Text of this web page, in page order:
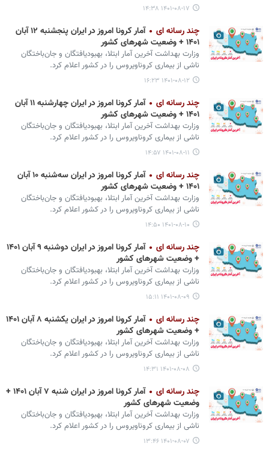
۱۴۰۱-۰۸-۱۷ ۱۴:۳۸
چند رسانه ای
آمار کرونا امروز در ایران پنجشنبه ۱۲ آبان
۱۴۰۱ + وضعیت شهرهای کشور
وزارت بهداشت آخرین آمار ابتلا، بهبودیافتگان و جان‌باختگان
ناشی از بیماری کروناویروس را در کشور اعلام کرد.
۱۴۰۱-۰۸-۱۲ ۱۶:۲۳
چند رسانه ای
آمار کرونا امروز در ایران چهارشنبه ۱۱ آبان
۱۴۰۱ + وضعیت شهرهای کشور
وزارت بهداشت آخرین آمار ابتلا، بهبودیافتگان و جان‌باختگان
ناشی از بیماری کروناویروس را در کشور اعلام کرد.
۱۴۰۱-۰۸-۱۱ ۱۴:۵۷
چند رسانه ای
آمار کرونا امروز در ایران سه‌شنبه ۱۰ آبان
۱۴۰۱ + وضعیت شهرهای کشور
وزارت بهداشت آخرین آمار ابتلا، بهبودیافتگان و جان‌باختگان
ناشی از بیماری کروناویروس را در کشور اعلام کرد.
۱۴۰۱-۰۸-۱۰ ۱۴:۵۰
چند رسانه ای
آمار کرونا امروز در ایران دوشنبه ۹ آبان ۱۴۰۱
+ وضعیت شهرهای کشور
وزارت بهداشت آخرین آمار ابتلا، بهبودیافتگان و جان‌باختگان
ناشی از بیماری کروناویروس را در کشور اعلام کرد.
۱۴۰۱-۰۸-۰۹ ۱۵:۱۱
چند رسانه ای
آمار کرونا امروز در ایران یکشنبه ۸ آبان ۱۴۰۱
+ وضعیت شهرهای کشور
وزارت بهداشت آخرین آمار ابتلا، بهبودیافتگان و جان‌باختگان
ناشی از بیماری کروناویروس را در کشور اعلام کرد.
۱۴۰۱-۰۸-۰۸ ۱۴:۳۱
چند رسانه ای
آمار کرونا امروز در ایران شنبه ۷ آبان ۱۴۰۱ +
وضعیت شهرهای کشور
وزارت بهداشت آخرین آمار ابتلا، بهبودیافتگان و جان‌باختگان
ناشی از بیماری کروناویروس را در کشور اعلام کرد.
۱۴۰۱-۰۸-۰۷ ۱۳:۴۶